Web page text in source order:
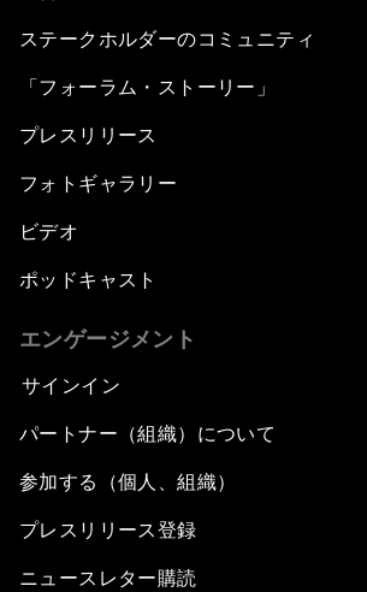
ステークホルダーのコミュニティ
「フォーラム・ストーリー」
プレスリリース
フォトギャラリー
ビデオ
ポッドキャスト
エンゲージメント
サインイン
パートナー（組織）について
参加する（個人、組織）
プレスリリース登録
ニュースレター購読